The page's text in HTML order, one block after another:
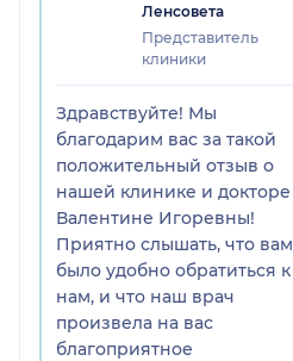
Ленсовета
Представитель
клиники
Здравствуйте! Мы
благодарим вас за такой
положительный отзыв о
нашей клинике и докторе
Валентине Игоревны!
Приятно слышать, что вам
было удобно обратиться к
нам, и что наш врач
произвела на вас
благоприятное